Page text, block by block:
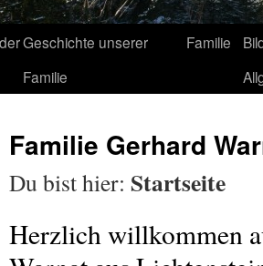
Geschichte unserer
Familie
Familie
Familie Gerhard
Du bist hier: Startseite
Herzlich willkommen